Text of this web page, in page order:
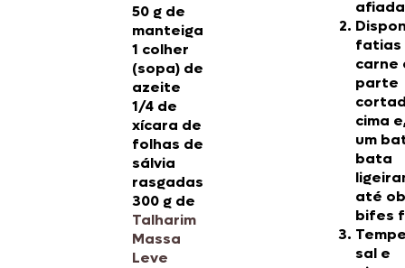
50 g de
manteiga
1 colher
(sopa) de
azeite
1/4 de
xícara de
folhas de
sálvia
rasgadas
300 g de
Talharim
Massa
Leve
fatias
carne
parte
cima
um
bata
até
bifes
sal e